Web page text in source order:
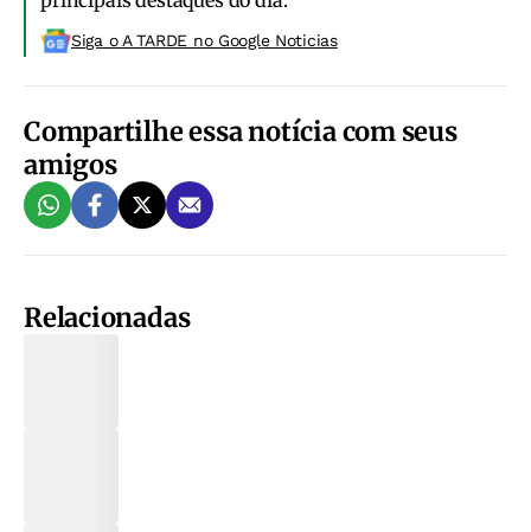
Siga o A TARDE no Google Noticias
Compartilhe essa notícia com seus
amigos
Relacionadas